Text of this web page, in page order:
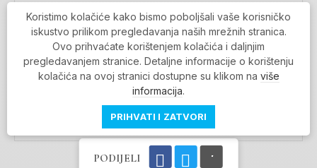
PODIJELI
Prihvaćam da se moji podaci spremaju u bazu
podataka i koriste u svrhu slanja MojaRijeka
newslettera
MOJARIJEKA NEWSLETTER
PRIJAVI SE
Povratak na vrh
Koristimo kolačiće kako bismo poboljšali vaše korisničko
iskustvo prilikom pregledavanja naših mrežnih stranica.
Ovo prihvaćate korištenjem kolačića i daljnjim
pregledavanjem stranice. Detaljne informacije o korištenju
kolačića na ovoj stranici dostupne su klikom na više
informacija.
PRIHVATI I ZATVORI